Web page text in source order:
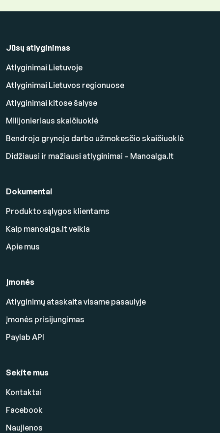
Jūsų atlyginimas
Atlyginimai Lietuvoje
Atlyginimai Lietuvos regionuose
Atlyginimai kitose šalyse
Milijonieriaus skaičiuoklė
Bendrojo grynojo darbo užmokesčio skaičiuoklė
Didžiausi ir mažiausi atlyginimai – Manoalga.lt
Dokumentai
Produkto sąlygos klientams
Kaip manoalga.lt veikia
Apie mus
Įmonės
Atlyginimų ataskaita visame pasaulyje
Įmonės prisijungimas
Paylab API
Sekite mus
Kontaktai
Facebook
Naujienos